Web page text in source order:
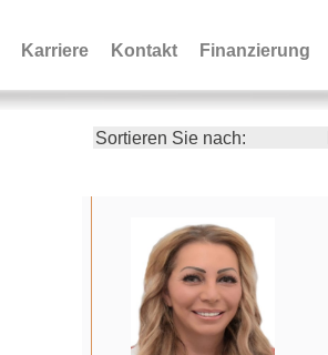
Karriere Kontakt Finanzierung
Sortieren Sie nach: